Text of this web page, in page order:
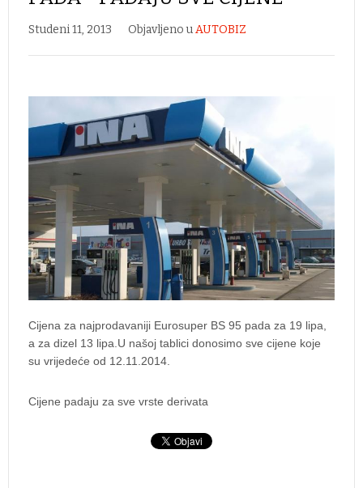
Studeni 11, 2013 Objavljeno uAUTOBIZ
Cijena za najprodavaniji Eurosuper BS 95 pada za 19 lipa,
a za dizel 13 lipa.U našoj tablici donosimo sve cijene koje
su vrijedeće od 12.11.2014.
Cijene padaju za sve vrste derivata